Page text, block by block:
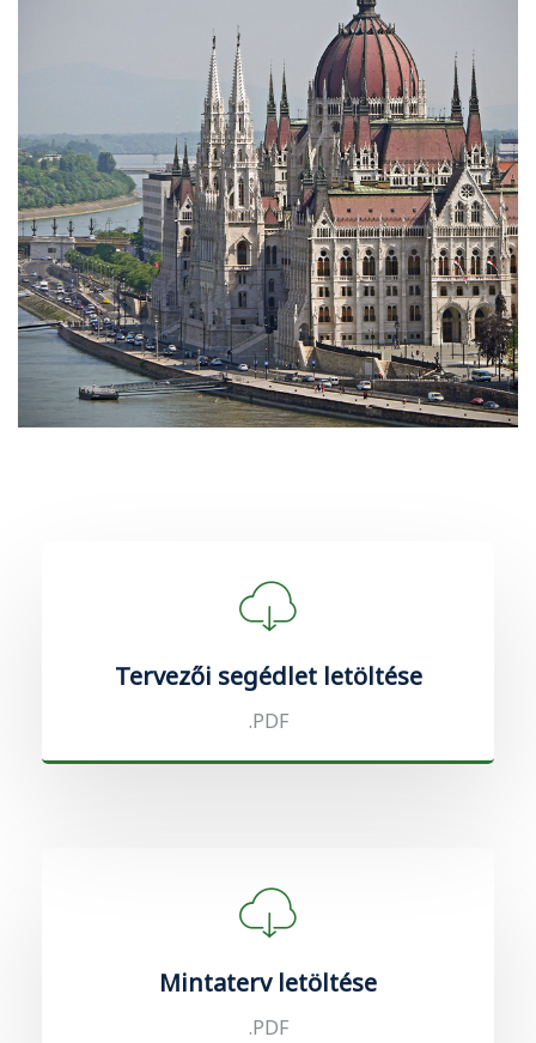
Tervezői segédlet letöltése
.PDF
Mintaterv letöltése
.PDF